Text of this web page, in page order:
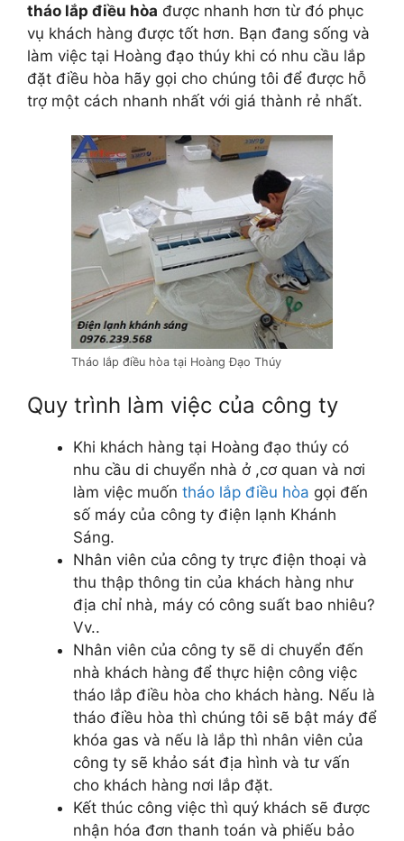
tháo lắp điều hòa được nhanh hơn từ đó phục
vụ khách hàng được tốt hơn. Bạn đang sống và
làm việc tại Hoàng đạo thúy khi có nhu cầu lắp
đặt điều hòa hãy gọi cho chúng tôi để được hỗ
trợ một cách nhanh nhất với giá thành rẻ nhất.
Tháo lắp điều hòa tại Hoàng Đạo Thúy
Quy trình làm việc của công ty
Khi khách hàng tại Hoàng đạo thúy có
nhu cầu di chuyển nhà ở ,cơ quan và nơi
làm việc muốn tháo lắp điều hòa gọi đến
số máy của công ty điện lạnh Khánh
Sáng.
Nhân viên của công ty trực điện thoại và
thu thập thông tin của khách hàng như
địa chỉ nhà, máy có công suất bao nhiêu?
Vv..
Nhân viên của công ty sẽ di chuyển đến
nhà khách hàng để thực hiện công việc
tháo lắp điều hòa cho khách hàng. Nếu là
tháo điều hòa thì chúng tôi sẽ bật máy để
khóa gas và nếu là lắp thì nhân viên của
công ty sẽ khảo sát địa hình và tư vấn
cho khách hàng nơi lắp đặt.
Kết thúc công việc thì quý khách sẽ được
nhận hóa đơn thanh toán và phiếu bảo